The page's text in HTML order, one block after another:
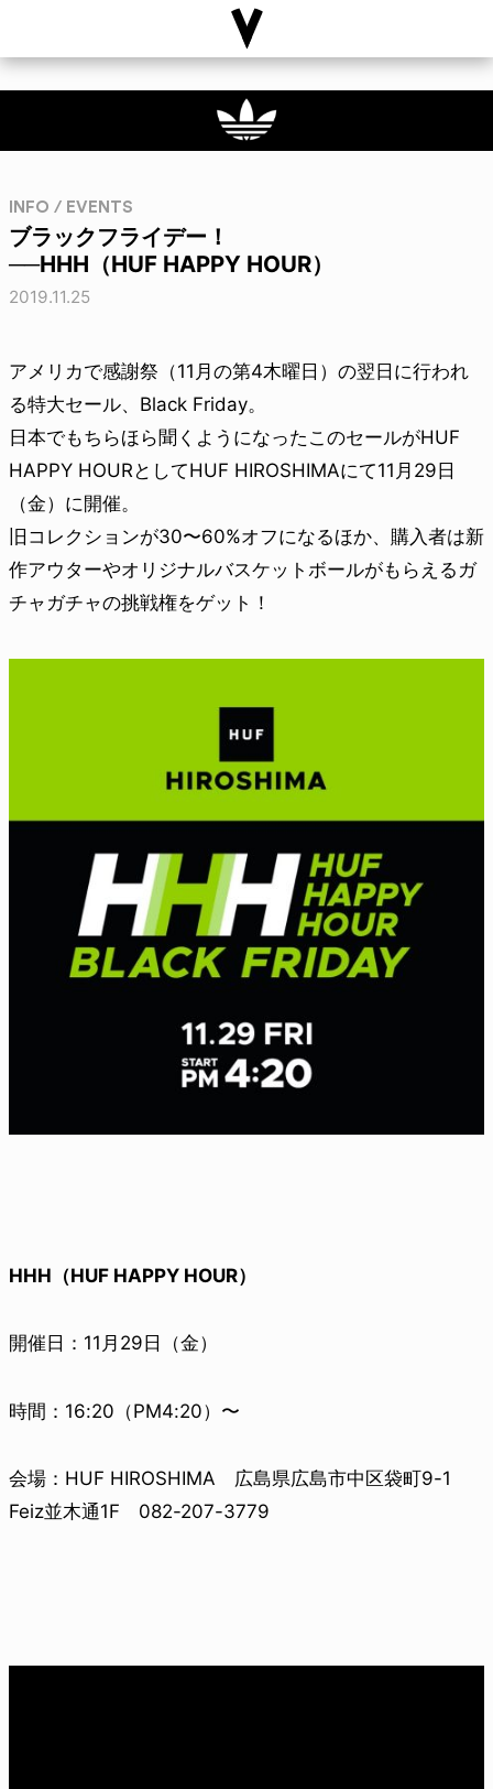
INFO / EVENTS
ブラックフライデー！
──HHH（HUF HAPPY HOUR）
2019.11.25
アメリカで感謝祭（11月の第4木曜日）の翌日に行われ
る特大セール、Black Friday。
日本でもちらほら聞くようになったこのセールがHUF
HAPPY HOURとしてHUF HIROSHIMAにて11月29日
（金）に開催。
旧コレクションが30〜60%オフになるほか、購入者は新
作アウターやオリジナルバスケットボールがもらえるガ
チャガチャの挑戦権をゲット！
HHH（HUF HAPPY HOUR）
開催日：11月29日（金）
時間：16:20（PM4:20）〜
会場：HUF HIROSHIMA 広島県広島市中区袋町9-1
Feiz並木通1F 082-207-3779